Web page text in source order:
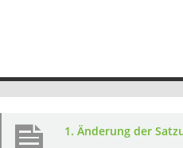
1. Änderung der